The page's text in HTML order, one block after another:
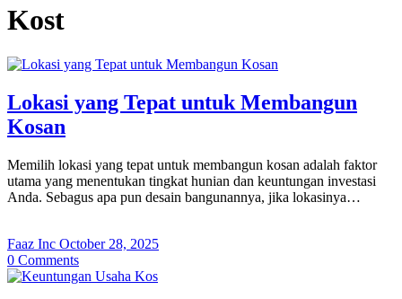
Kost
Lokasi yang Tepat untuk Membangun
Kosan
Memilih lokasi yang tepat untuk membangun kosan adalah faktor
utama yang menentukan tingkat hunian dan keuntungan investasi
Anda. Sebagus apa pun desain bangunannya, jika lokasinya…
Faaz Inc October 28, 2025
0 Comments